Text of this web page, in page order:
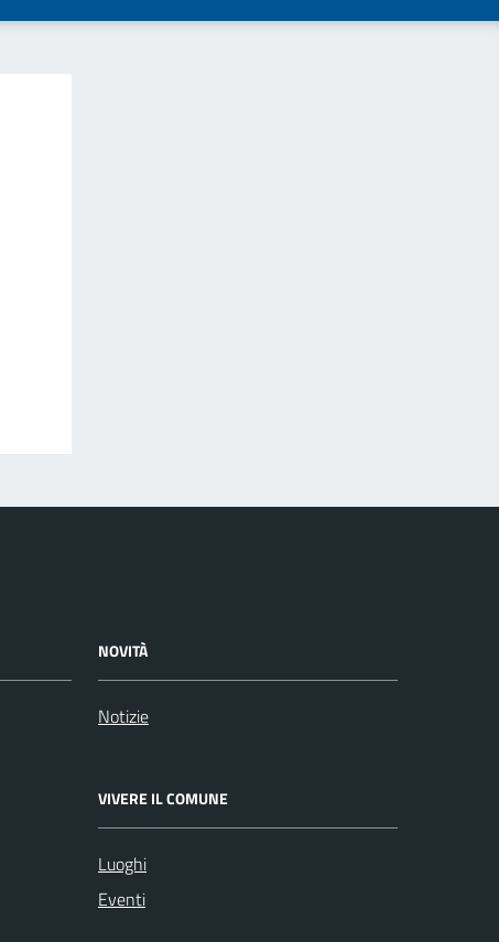
NOVITÀ
Notizie
VIVERE IL COMUNE
Luoghi
Eventi